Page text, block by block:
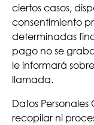
ciertos casos,
consentimiento
determinadas
pago no se
le informará
llamada.
Datos
recopilar ni